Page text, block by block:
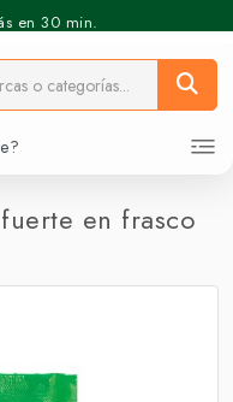
en 30 min.
en frasco